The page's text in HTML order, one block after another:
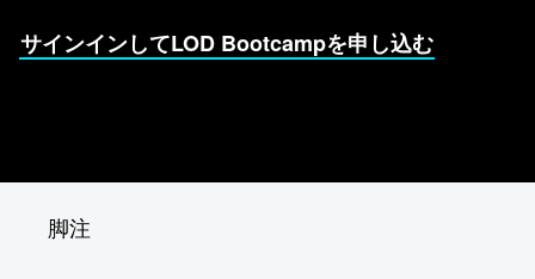
サインインしてLOD Bootcampを申し込む
脚注